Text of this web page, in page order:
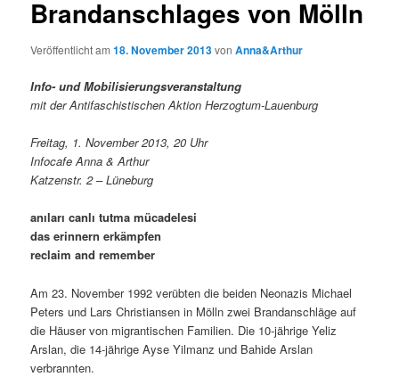
Brandanschlages von Mölln
Veröffentlicht am18. November 2013vonAnna&Arthur
Info- und Mobilisierungsveranstaltung
mit der Antifaschistischen Aktion Herzogtum-Lauenburg
Freitag, 1. November 2013, 20 Uhr
Infocafe Anna & Arthur
Katzenstr. 2 – Lüneburg
anıları canlı tutma mücadelesi
das erinnern erkämpfen
reclaim and remember
Am 23. November 1992 verübten die beiden Neonazis Michael
Peters und Lars Christiansen in Mölln zwei Brandanschläge auf
die Häuser von migrantischen Familien. Die 10-jährige Yeliz
Arslan, die 14-jährige Ayse Yilmanz und Bahide Arslan
verbrannten.